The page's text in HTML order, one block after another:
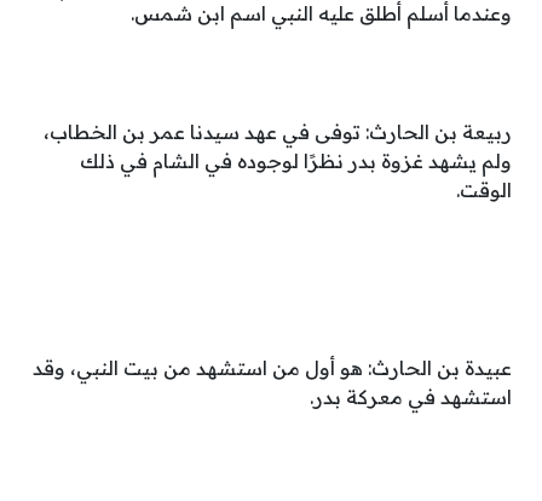
وعندما أسلم أطلق عليه النبي اسم ابن شمس.
ربيعة بن الحارث: توفى في عهد سيدنا عمر بن الخطاب،
ولم يشهد غزوة بدر نظرًا لوجوده في الشام في ذلك
الوقت.
عبيدة بن الحارث: هو أول من استشهد من بيت النبي، وقد
استشهد في معركة بدر.